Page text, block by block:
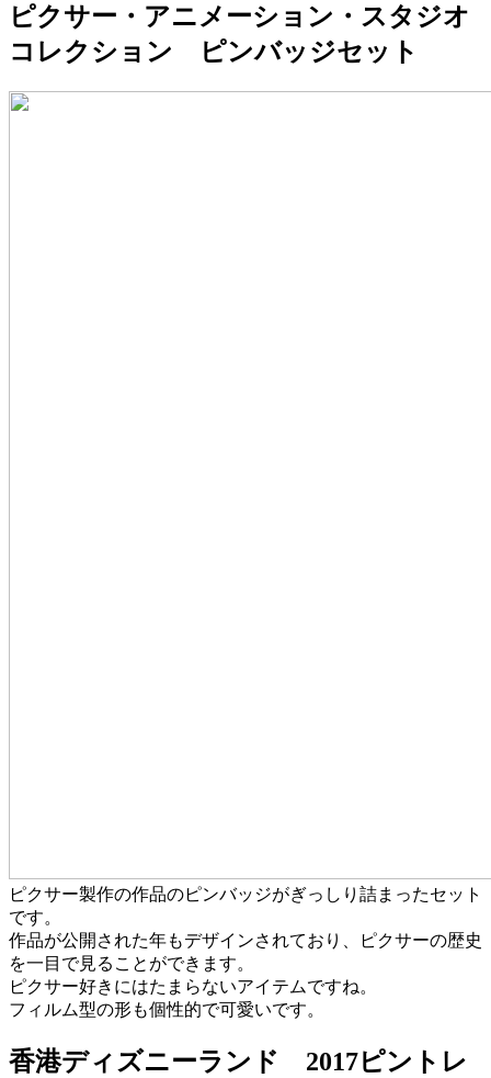
ピクサー・アニメーション・スタジオ
コレクション ピンバッジセット
ピクサー製作の作品のピンバッジがぎっしり詰まったセット
です。
作品が公開された年もデザインされており、ピクサーの歴史
を一目で見ることができます。
ピクサー好きにはたまらないアイテムですね。
フィルム型の形も個性的で可愛いです。
香港ディズニーランド 2017ピントレ